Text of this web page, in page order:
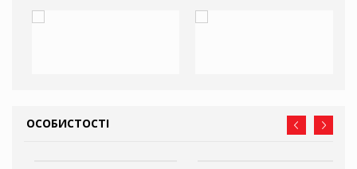
ОСОБИСТОСТІ